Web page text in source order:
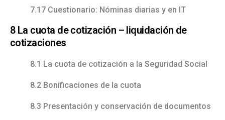
7.17 Cuestionario: Nóminas diarias y en IT
8 La cuota de cotización – liquidación de
cotizaciones
8.1 La cuota de cotización a la Seguridad Social
8.2 Bonificaciones de la cuota
8.3 Presentación y conservación de documentos